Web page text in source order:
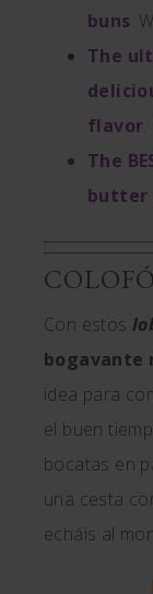
buns.
The
flavor
The
butter
Con estos
bogavante
idea para
el buen
bocatas en
una cesta
echáis al